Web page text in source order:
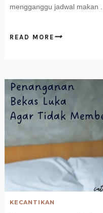
mengganggu jadwal makan ...
READ MORE
KECANTIKAN